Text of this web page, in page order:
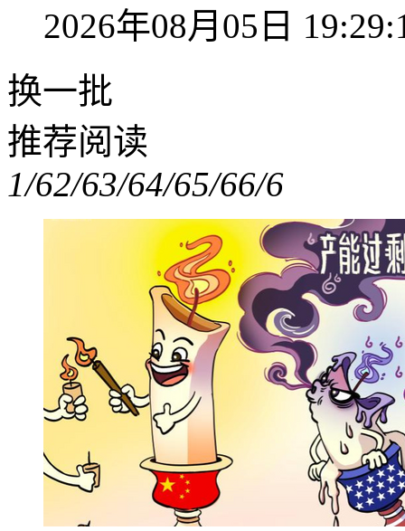
2026年08月05日
换一批
推荐阅读
1/62/63/64/65/66/6